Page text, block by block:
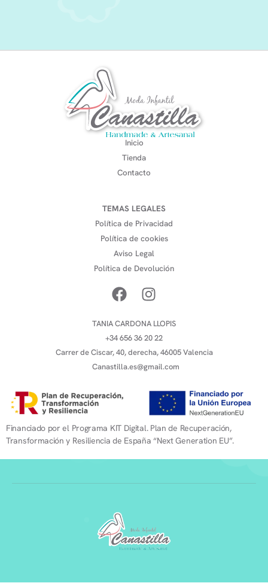
Inicio
Tienda
Contacto
TEMAS LEGALES
Política de Privacidad
Política de cookies
Aviso Legal
Política de Devolución
TANIA CARDONA LLOPIS
+34 656 36 20 22
Carrer de Ciscar, 40, derecha, 46005 Valencia
Canastilla.es@gmail.com
Financiado por el Programa KIT Digital. Plan de Recuperación,
Transformación y Resiliencia de España “Next Generation EU”.